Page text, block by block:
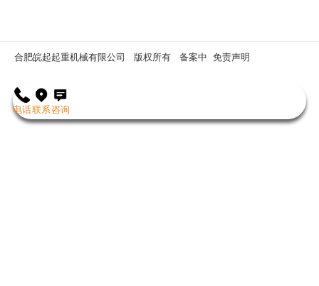
合肥皖起起重机械有限公司 版权所有 备案中 免责声明
电话联系 咨询